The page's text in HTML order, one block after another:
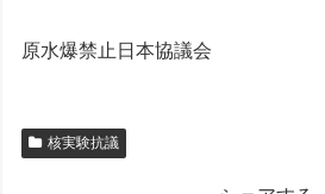
原水爆禁止日本協議会
核実験抗議